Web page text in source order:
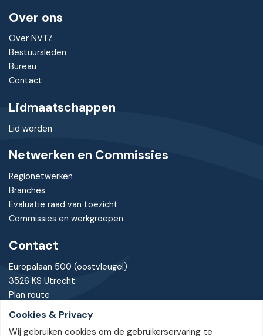
Cookies & Privacy
Wij gebruiken cookies om de gebruikerservaring te
Over ons
Over NVTZ
Bestuursleden
Bureau
Contact
Lidmaatschappen
Lid worden
Netwerken en Commissies
Regionetwerken
Branches
Evaluatie raad van toezicht
Commissies en werkgroepen
Contact
Europalaan 500 (oostvleugel)
3526 KS Utrecht
Plan route
030 - 7370085